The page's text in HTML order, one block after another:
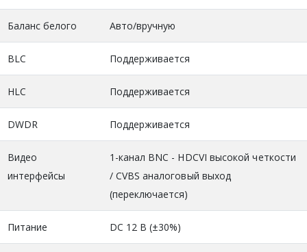
Баланс белого Авто/вручную
BLC Поддерживается
HLC Поддерживается
DWDR Поддерживается
Видео
интерфейсы
1-канал BNC - HDCVI высокой четкости
/ CVBS аналоговый выход
(переключается)
Питание DC 12 В (±30%)